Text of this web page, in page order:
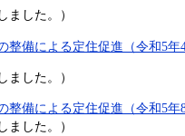
ました。）
整備による定住促進（令和5
ました。）
整備による定住促進（令和5
ました。）